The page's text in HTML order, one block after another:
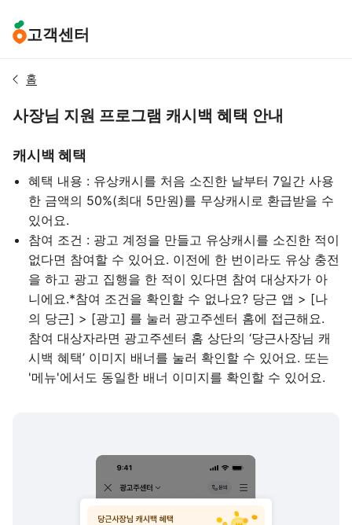
고객센터
홈
사장님 지원 프로그램 캐시백 혜택 안내
캐시백 혜택
혜택 내용 : 유상캐시를 처음 소진한 날부터 7일간 사용
한 금액의 50%(최대 5만원)를 무상캐시로 환급받을 수
있어요.
참여 조건 : 광고 계정을 만들고 유상캐시를 소진한 적이
없다면 참여할 수 있어요. 이전에 한 번이라도 유상 충전
을 하고 광고 집행을 한 적이 있다면 참여 대상자가 아
니에요.*참여 조건을 확인할 수 없나요? 당근 앱 > [나
의 당근] > [광고] 를 눌러 광고주센터 홈에 접근해요.
참여 대상자라면 광고주센터 홈 상단의 ‘당근사장님 캐
시백 혜택’ 이미지 배너를 눌러 확인할 수 있어요. 또는
'메뉴'에서도 동일한 배너 이미지를 확인할 수 있어요.